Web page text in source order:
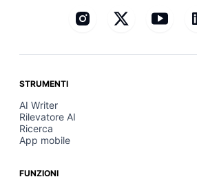
STRUMENTI
AI Writer
Rilevatore AI
Ricerca
App mobile
FUNZIONI